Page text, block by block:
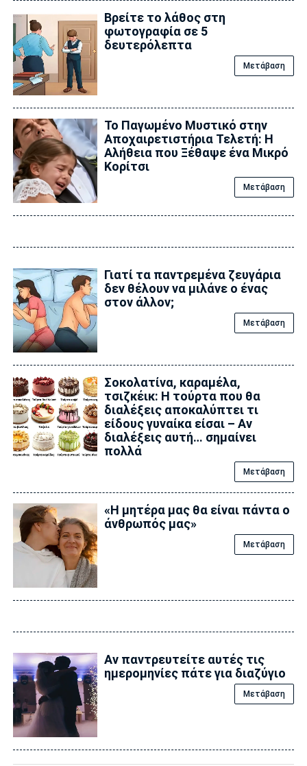
Βρείτε το λάθος στη
φωτογραφία σε 5
δευτερόλεπτα
Μετάβαση
Το Παγωμένο Μυστικό στην
Αποχαιρετιστήρια Τελετή: Η
Αλήθεια που Ξέθαψε ένα Μικρό
Κορίτσι
Μετάβαση
Γιατί τα παντρεμένα ζευγάρια
δεν θέλουν να μιλάνε ο ένας
στον άλλον;
Μετάβαση
Σοκολατίνα, καραμέλα,
τσιζκέικ: Η τούρτα που θα
διαλέξεις αποκαλύπτει τι
είδους γυναίκα είσαι – Αν
διαλέξεις αυτή… σημαίνει
πολλά
Μετάβαση
«Η μητέρα μας θα είναι πάντα ο
άνθρωπός μας»
Μετάβαση
Αν παντρευτείτε αυτές τις
ημερομηνίες πάτε για διαζύγιο
Μετάβαση